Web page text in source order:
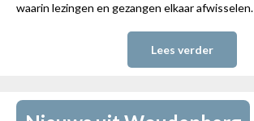
waarin lezingen en gezangen elkaar afwisselen.
Lees verder